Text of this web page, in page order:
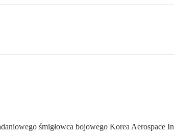
śmigłowca bojowego Korea Aerospace